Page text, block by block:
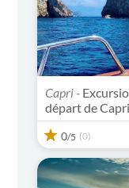
Capri -
départ de Capri
0/5 (0)